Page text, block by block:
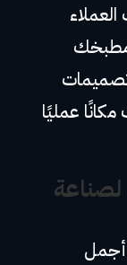
مطبخك
عمليًا
لصناعة
أجمل